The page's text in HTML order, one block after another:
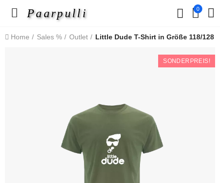
Paarpulli 0
Home Sales % Outlet Little Dude T-Shirt in Größe 118/128
SONDERPREIS!